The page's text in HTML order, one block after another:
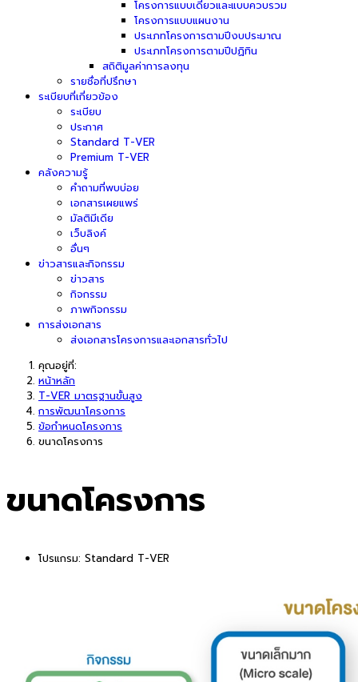
โครงการแบบเดี่ยวและแบบควบรวม
โครงการแบบแผนงาน
ประเภทโครงการตามปีงบประมาณ
ประเภทโครงการตามปีปฏิทิน
สถิติมูลค่าการลงทุน
รายชื่อที่ปรึกษา
ระเบียบที่เกี่ยวข้อง
ระเบียบ
ประกาศ
Standard T-VER
Premium T-VER
คลังความรู้
คำถามที่พบบ่อย
เอกสารเผยแพร่
มัลติมีเดีย
เว็บลิงค์
อื่นๆ
ข่าวสารและกิจกรรม
ข่าวสาร
กิจกรรม
ภาพกิจกรรม
การส่งเอกสาร
ส่งเอกสารโครงการและเอกสารทั่วไป
คุณอยู่ที่:
หน้าหลัก
T-VER มาตรฐานขั้นสูง
การพัฒนาโครงการ
ข้อกำหนดโครงการ
ขนาดโครงการ
ขนาดโครงการ
โปรแกรม: Standard T-VER